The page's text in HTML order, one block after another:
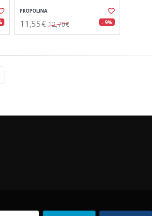
PROPOLINA
11,55€ 12,70€ - 9%